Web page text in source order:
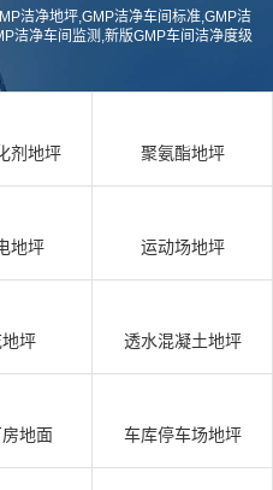
洁净地坪,GMP洁净车间标准,GMP洁
洁净车间监测,新版GMP车间洁净度级
规范,GMP车间洁净度级别,GMP车间
测规范
剂地坪 聚氨酯地坪
地坪 运动场地坪
坪 透水混凝土地坪
地面 车库停车场地坪